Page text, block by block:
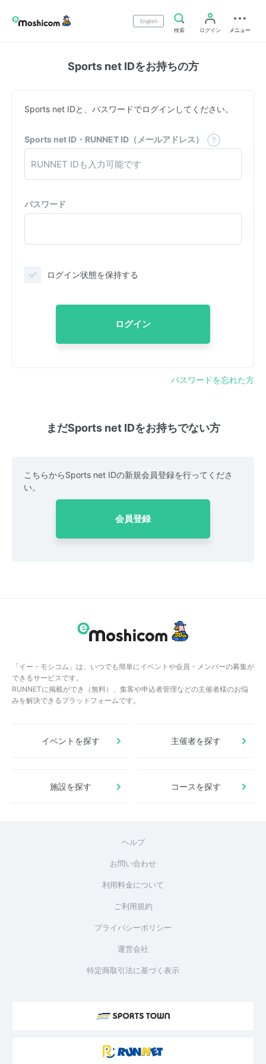
English
検索
ログイン メニュー
Sports net IDをお持ちの方
Sports net IDと、パスワードでログインしてください。
Sports net ID・RUNNET ID（メールアドレス）
パスワード
ログイン状態を保持する
ログイン
パスワードを忘れた方
まだSports net IDをお持ちでない方
こちらからSports net IDの新規会員登録を行ってくださ
い。
会員登録
「イー・モシコム」は、いつでも簡単にイベントや会員・メンバーの募集が
できるサービスです。
RUNNETに掲載ができ（無料）、集客や申込者管理などの主催者様のお悩
みを解決できるプラットフォームです。
イベントを探す 主催者を探す
施設を探す コースを探す
ヘルプ
お問い合わせ
利用料金について
ご利用規約
プライバシーポリシー
運営会社
特定商取引法に基づく表示